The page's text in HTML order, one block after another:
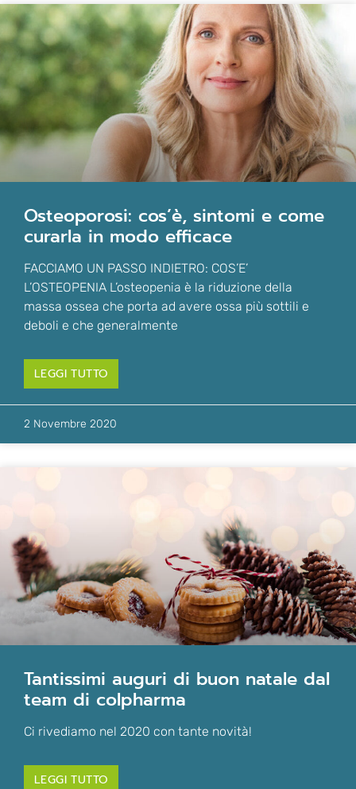
osteoporosi: cos’è, sintomi e come
curarla in modo efficace
FACCIAMO UN PASSO INDIETRO: COS’E’
L’OSTEOPENIA L’osteopenia è la riduzione della
massa ossea che porta ad avere ossa più sottili e
deboli e che generalmente
LEGGI TUTTO
2 Novembre 2020
tantissimi auguri di buon natale dal
team di colpharma
Ci rivediamo nel 2020 con tante novità!
LEGGI TUTTO